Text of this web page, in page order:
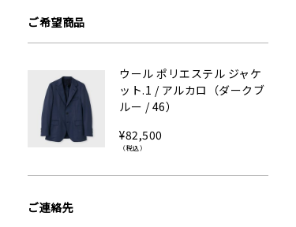
ご希望商品
ウール ポリエステル ジャケ
ット.1 / アルカロ（ダークブ
ルー / 46）
¥82,500
（税込）
ご連絡先